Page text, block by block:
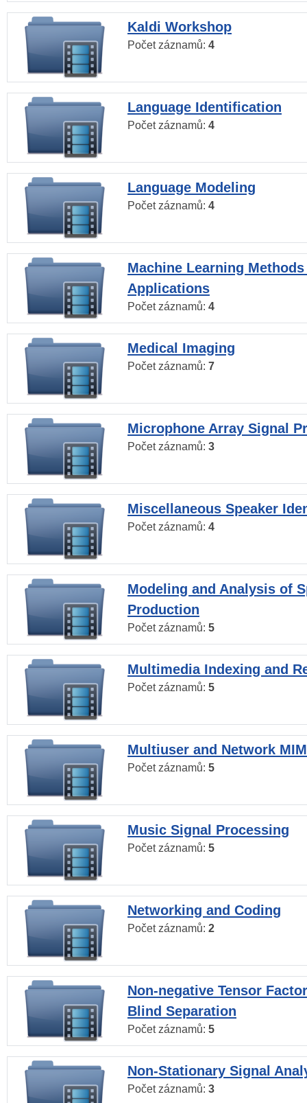
Kaldi Workshop
Počet záznamů: 4
Language Identification
Počet záznamů: 4
Language Modeling
Počet záznamů: 4
Machine Learning
Applications
Počet záznamů: 4
Medical Imaging
Počet záznamů: 7
Microphone Array Signal
Počet záznamů: 3
Miscellaneous Speaker
Počet záznamů: 4
Modeling and Analysis of
Production
Počet záznamů: 5
Multimedia Indexing and
Počet záznamů: 5
Multiuser and Network
Počet záznamů: 5
Music Signal Processing
Počet záznamů: 5
Networking and Coding
Počet záznamů: 2
Non-negative Tensor
Blind Separation
Počet záznamů: 5
Non-Stationary Signal
Počet záznamů: 3